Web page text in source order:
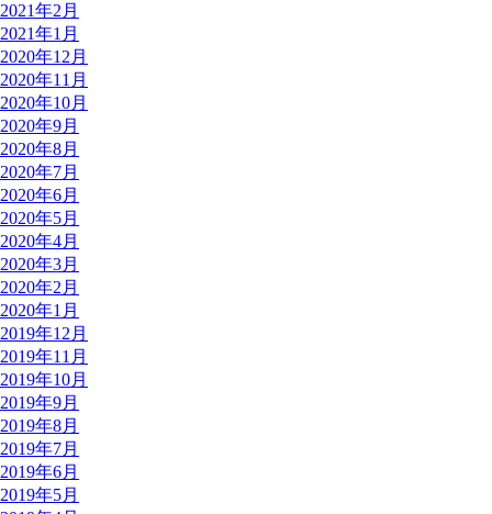
2021年2月
2021年1月
2020年12月
2020年11月
2020年10月
2020年9月
2020年8月
2020年7月
2020年6月
2020年5月
2020年4月
2020年3月
2020年2月
2020年1月
2019年12月
2019年11月
2019年10月
2019年9月
2019年8月
2019年7月
2019年6月
2019年5月